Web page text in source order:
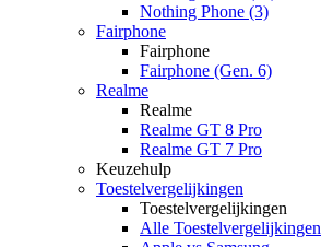
Nothing Phone (3)
Fairphone
Fairphone
Fairphone (Gen. 6)
Realme
Realme
Realme GT 8 Pro
Realme GT 7 Pro
Keuzehulp
Toestelvergelijkingen
Toestelvergelijkingen
Alle Toestelvergelijkingen